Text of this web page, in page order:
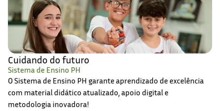
Cuidando do futuro
Sistema de Ensino PH
O Sistema de Ensino PH garante aprendizado de excelência
com material didático atualizado, apoio digital e
metodologia inovadora!